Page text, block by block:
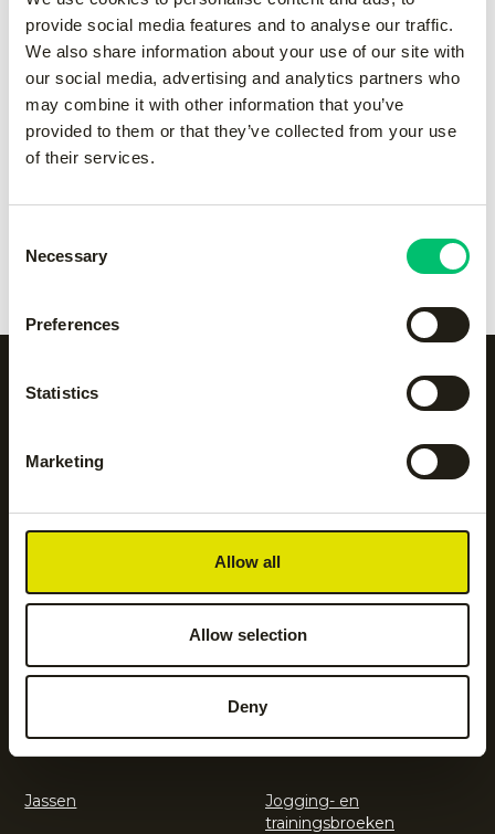
provide social media features and to analyse our traffic.
We also share information about your use of our site with
our social media, advertising and analytics partners who
may combine it with other information that you’ve
provided to them or that they’ve collected from your use
of their services.
Selection
Necessary
Preferences
Statistics
Marketing
Allow all
Allow selection
Deny
pant
-Grey
€55.00
pant
-navy
€55.00
Kadiri men pant -black
€65.00
Kadiri men pant-Grey
€65.00
white
Alle categorieën op een
rijtje
Hockeykleding
Hoodies en sweatshirts
Jassen
Jogging- en
trainingsbroeken